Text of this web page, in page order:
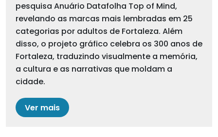
pesquisa Anuário Datafolha Top of Mind,
revelando as marcas mais lembradas em 25
categorias por adultos de Fortaleza. Além
disso, o projeto gráfico celebra os 300 anos de
Fortaleza, traduzindo visualmente a memória,
a cultura e as narrativas que moldam a
cidade.
Ver mais